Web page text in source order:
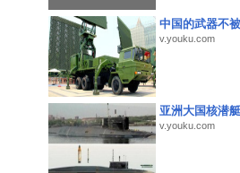
中国的武器不
v.youku.com
亚洲大国核潜
v.youku.com